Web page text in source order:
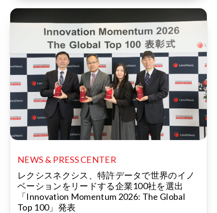
NEWS & PRESS CENTER
レクシスネクシス、特許データで世界のイノ
ベーションをリードする企業100社を選出
「Innovation Momentum 2026: The Global
Top 100」発表